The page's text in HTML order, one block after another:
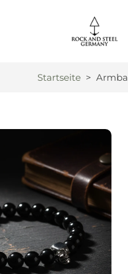
Startseite >